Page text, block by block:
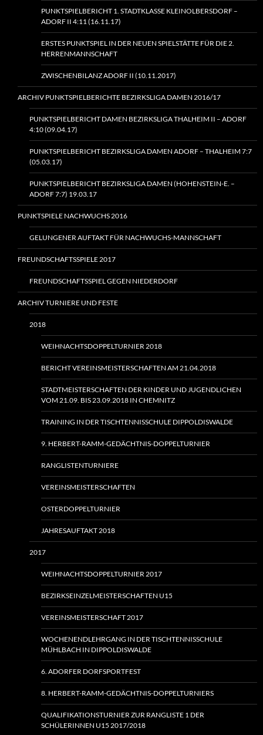
PUNKTSPIELBERICHT 1. STADTKLASSE KLEINOLBERSDORF –
ADORF II 4:11 (16.11.17)
ERSTES PUNKTSPIEL IN DER NEUEN SPIELSTÄTTE FÜR DIE 2.
HERRENMANNSCHAFT
ZWISCHENBILANZ ADORF II (10.11.2017)
ARCHIV PUNKTSPIELBERICHTE BEZIRKSLIGA DAMEN 2016/17
PUNKTSPIELBERICHT DAMEN BEZIRKSLIGA THALHEIM II – ADORF
4:10 (09.04.17)
PUNKTSPIELBERICHT BEZIRKSLIGA DAMEN ADORF – THALHEIM 7:7
(05.03.17)
PUNKTSPIELBERICHT BEZIRKSLIGA DAMEN (HOHENSTEIN‑E. –
ADORF 7:7) 19.03.17
PUNKTSPIELE NACHWUCHS 2016
GELUNGENER AUFTAKT FÜR NACHWUCHS-MANNSCHAFT
FREUNDSCHAFTSSPIELE 2017
FREUNDSCHAFTSSPIEL GEGEN NIEDERDORF
ARCHIV TURNIERE UND FESTE
2018
WEIHNACHTSDOPPELTURNIER 2018
BERICHT VEREINSMEISTERSCHAFTEN AM 21.04.2018
STADTMEISTERSCHAFTEN DER KINDER UND JUGENDLICHEN
VOM 21.09. BIS 23.09.2018 IN CHEMNITZ
TRAINING IN DER TISCHTENNISSCHULE DIPPOLDISWALDE
9. HERBERT-RAMM-GEDÄCHTNIS-DOPPELTURNIER
RANGLISTENTURNIERE
VEREINSMEISTERSCHAFTEN
OSTERDOPPELTURNIER
JAHRESAUFTAKT 2018
2017
WEIHNACHTSDOPPELTURNIER 2017
BEZIRKSEINZELMEISTERSCHAFTEN U15
VEREINSMEISTERSCHAFT 2017
WOCHENENDLEHRGANG IN DER TISCHTENNISSCHULE
MÜHLBACH IN DIPPOLDISWALDE
6. ADORFER DORFSPORTFEST
8. HERBERT-RAMM-GEDÄCHTNIS-DOPPELTURNIERS
QUALIFIKATIONSTURNIER ZUR RANGLISTE 1 DER
SCHÜLERINNEN U15 2017/2018